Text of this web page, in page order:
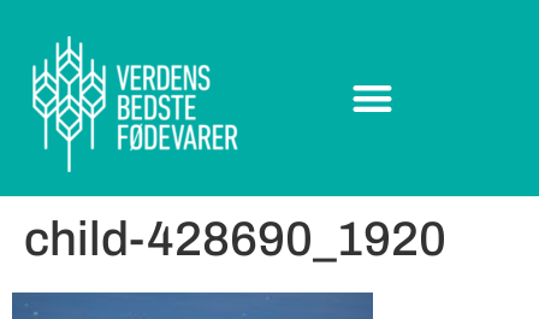
child-428690_1920